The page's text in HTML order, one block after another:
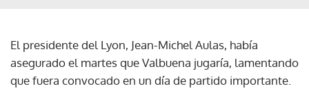
El presidente del Lyon, Jean-Michel Aulas, había
asegurado el martes que Valbuena jugaría, lamentando
que fuera convocado en un día de partido importante.